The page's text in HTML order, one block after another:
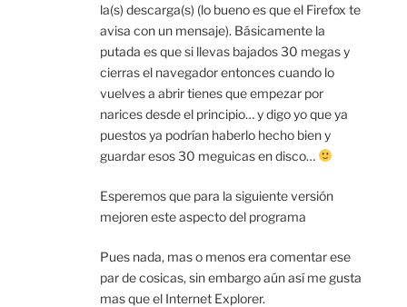
la(s) descarga(s) (lo bueno es que el Firefox te
avisa con un mensaje). Básicamente la
putada es que si llevas bajados 30 megas y
cierras el navegador entonces cuando lo
vuelves a abrir tienes que empezar por
narices desde el principio… y digo yo que ya
puestos ya podrían haberlo hecho bien y
guardar esos 30 meguicas en disco…
Esperemos que para la siguiente versión
mejoren este aspecto del programa
Pues nada, mas o menos era comentar ese
par de cosicas, sin embargo aún así me gusta
mas que el Internet Explorer.